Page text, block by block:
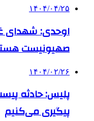
۱۴۰۴/۰۴/۲۵
اوحدی: شهدای
صهیونیست
۱۴۰۴/۰۲/۲۶
پلیس: حادثه
پیگیری می‌کنیم